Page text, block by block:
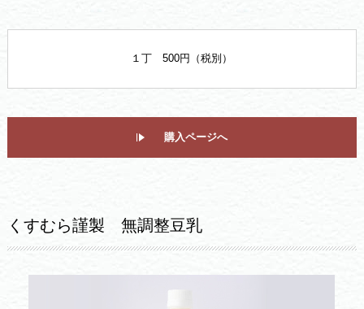
１丁 500円（税別）
購入ページへ
くすむら謹製 無調整豆乳